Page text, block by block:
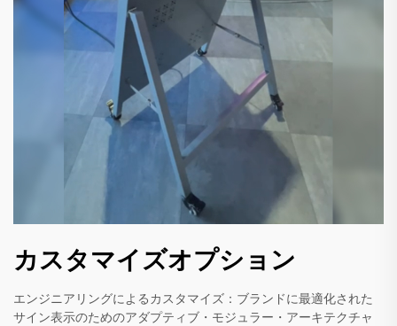
カスタマイズオプション
エンジニアリングによるカスタマイズ：ブランドに最適化された
サイン表示のためのアダプティブ・モジュラー・アーキテクチャ